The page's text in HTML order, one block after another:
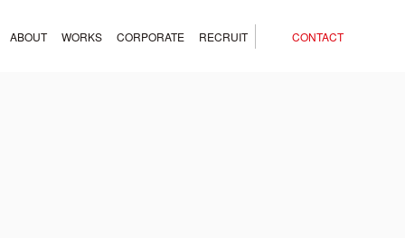
ABOUT WORKS CORPORATE RECRUIT CONTACT